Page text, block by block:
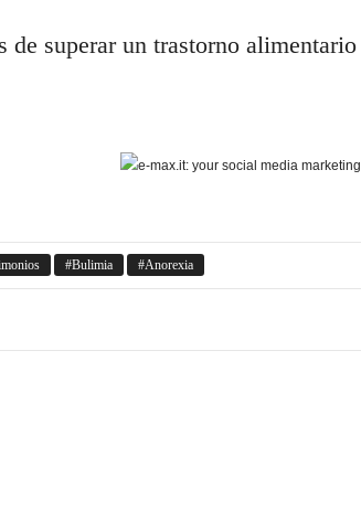
de superar un trastorno alimentario
Bulimia Anorexia